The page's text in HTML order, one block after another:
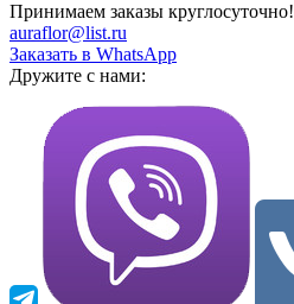
Принимаем заказы круглосуточно!
auraflor@list.ru
Заказать в WhatsApp
Дружите с нами: